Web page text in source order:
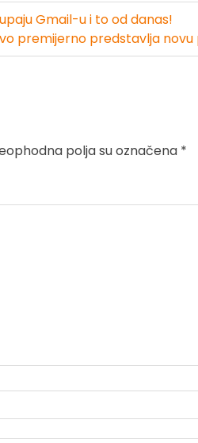
Gmail-u i to od danas!
premijerno predstavlja novu
polja su označena *